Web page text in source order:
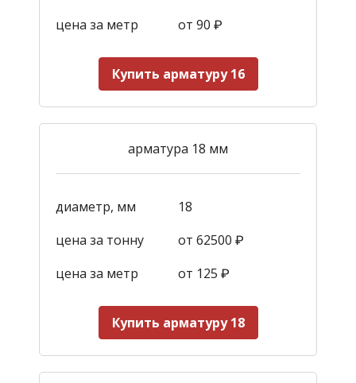
цена за метр от 90 ₽
Купить арматуру 16
арматура 18 мм
диаметр, мм
18
цена за тонну
от 62500 ₽
цена за метр
от 125 ₽
Купить арматуру 18